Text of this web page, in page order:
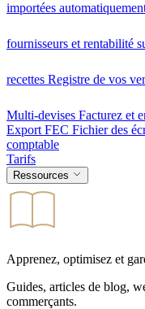
importées
fournisseurs et rentabilité
recettes Registre de vos
Multi-devises Facturez et
Export FEC Fichier des
comptable
Tarifs
Ressources
Apprenez, optimisez et
Guides, articles de blog,
commerçants.